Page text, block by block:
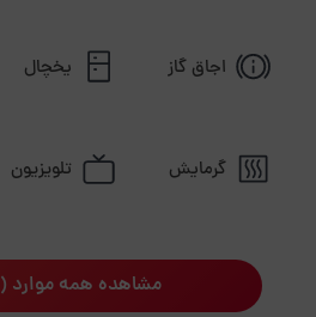
اجاق گاز یخچال
گرمایش تلویزیون
مشاهده همه موارد (10 مورد)